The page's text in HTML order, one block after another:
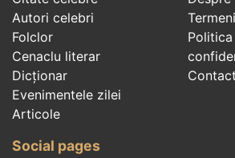
Autori celebri
Folclor
Cenaclu literar
Dicționar
Evenimentele zilei
Articole
Contact
Social pages